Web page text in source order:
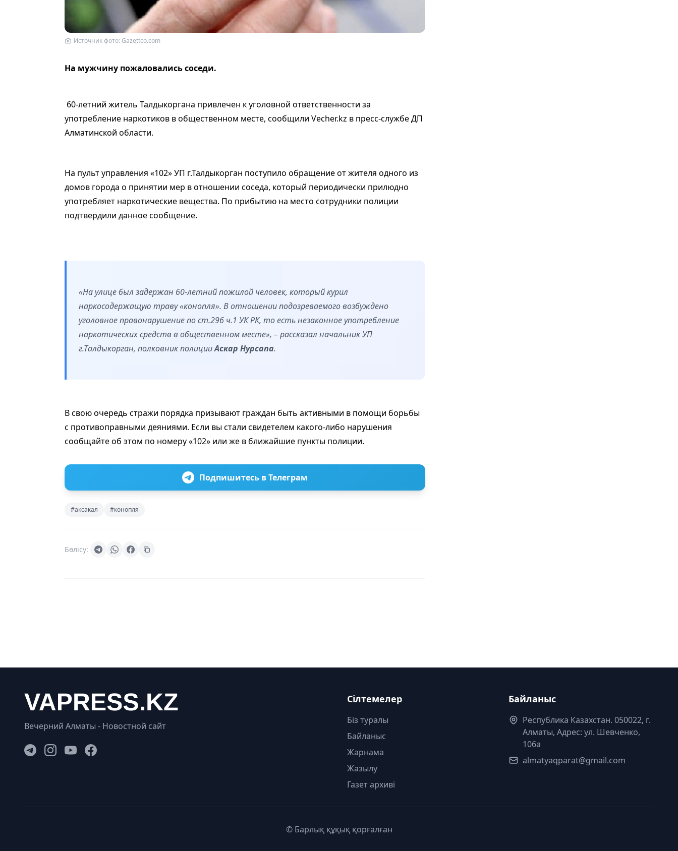
Источник фото: Gazettco.com
На мужчину пожаловались соседи.
60-летний житель Талдыкоргана привлечен к уголовной ответственности за
употребление наркотиков в общественном месте, сообщили Vecher.kz в пресс-службе ДП
Алматинской области.
На пульт управления «102» УП г.Талдыкорган поступило обращение от жителя одного из
домов города о принятии мер в отношении соседа, который периодически прилюдно
употребляет наркотические вещества. По прибытию на место сотрудники полиции
подтвердили данное сообщение.
«На улице был задержан 60-летний пожилой человек, который курил
наркосодержащую траву «конопля». В отношении подозреваемого возбуждено
уголовное правонарушение по ст.296 ч.1 УК РК, то есть незаконное употребление
наркотических средств в общественном месте», – рассказал начальник УП
г.Талдыкорган, полковник полицииАскар Нурсапа.
В свою очередь стражи порядка призывают граждан быть активными в помощи борьбы
с противоправными деяниями. Если вы стали свидетелем какого-либо нарушения
сообщайте об этом по номеру «102» или же в ближайшие пункты полиции.
Подпишитесь в Телеграм
#аксакал #конопля
Бөлісу:
Вечерний Алматы - Новостной сайт
Сілтемелер
Біз туралы
Байланыс
Жарнама
Жазылу
Газет архиві
Байланыс
Республика Казахстан. 050022, г.
Алматы, Адрес: ул. Шевченко,
106а
almatyaqparat@gmail.com
© Барлық құқық қорғалған